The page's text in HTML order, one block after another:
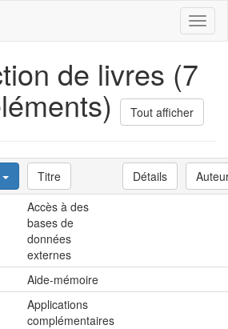
de livres (7
Tout afficher
Titre Détails
Accès à des
bases de
données
externes
Aide-mémoire
Applications
complémentaires